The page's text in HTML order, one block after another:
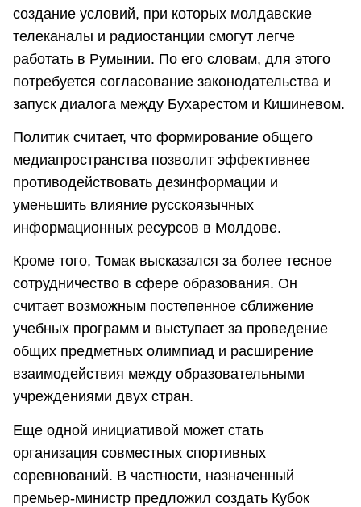
создание условий, при которых молдавские
телеканалы и радиостанции смогут легче
работать в Румынии. По его словам, для этого
потребуется согласование законодательства и
запуск диалога между Бухарестом и Кишиневом.
Политик считает, что формирование общего
медиапространства позволит эффективнее
противодействовать дезинформации и
уменьшить влияние русскоязычных
информационных ресурсов в Молдове.
Кроме того, Томак высказался за более тесное
сотрудничество в сфере образования. Он
считает возможным постепенное сближение
учебных программ и выступает за проведение
общих предметных олимпиад и расширение
взаимодействия между образовательными
учреждениями двух стран.
Еще одной инициативой может стать
организация совместных спортивных
соревнований. В частности, назначенный
премьер-министр предложил создать Кубок